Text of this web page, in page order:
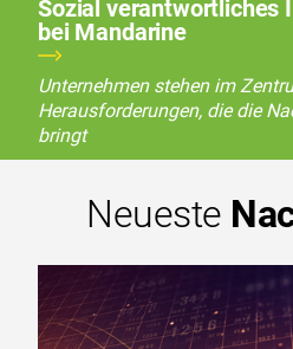
Sozial verantwortliches
bei Mandarine
Unternehmen stehen im
Herausforderungen, die die
bringt
Neueste